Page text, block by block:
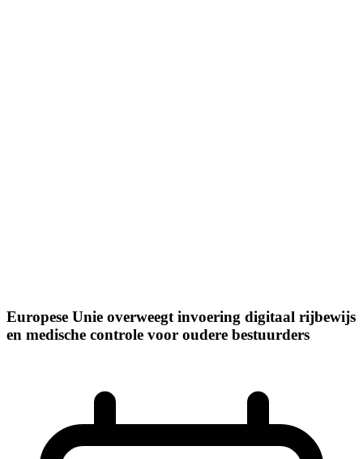
Europese Unie overweegt invoering digitaal rijbewijs
en medische controle voor oudere bestuurders